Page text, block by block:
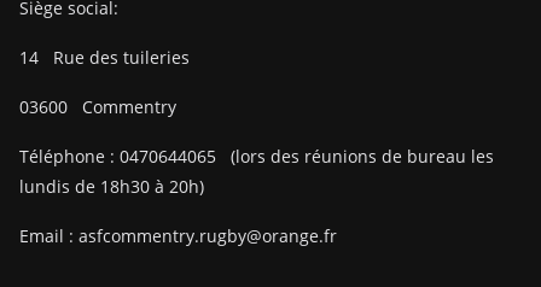
Siège social:
14 Rue des tuileries
03600 Commentry
Téléphone : 0470644065
(lors des réunions de bureau les
lundis de 18h30 à 20h)
Email : asfcommentry.rugby@orange.fr